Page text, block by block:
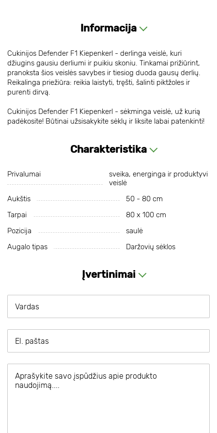
Informacija
Cukinijos Defender F1 Kiepenkerl - derlinga veislė, kuri
džiugins gausiu derliumi ir puikiu skoniu. Tinkamai prižiūrint,
pranoksta šios veislės savybes ir tiesiog duoda gausų derlių.
Reikalinga priežiūra: reikia laistyti, tręšti, šalinti piktžoles ir
purenti dirvą.
Cukinijos Defender F1 Kiepenkerl - sėkminga veislė, už kurią
padėkosite! Būtinai užsisakykite sėklų ir liksite labai patenkinti!
Charakteristika
Privalumai
sveika, energinga ir produktyvi
veislė
Aukštis
50 - 80 cm
Tarpai
80 х 100 cm
Pozicija
saulė
Augalo tipas
Daržovių sėklos
Įvertinimai